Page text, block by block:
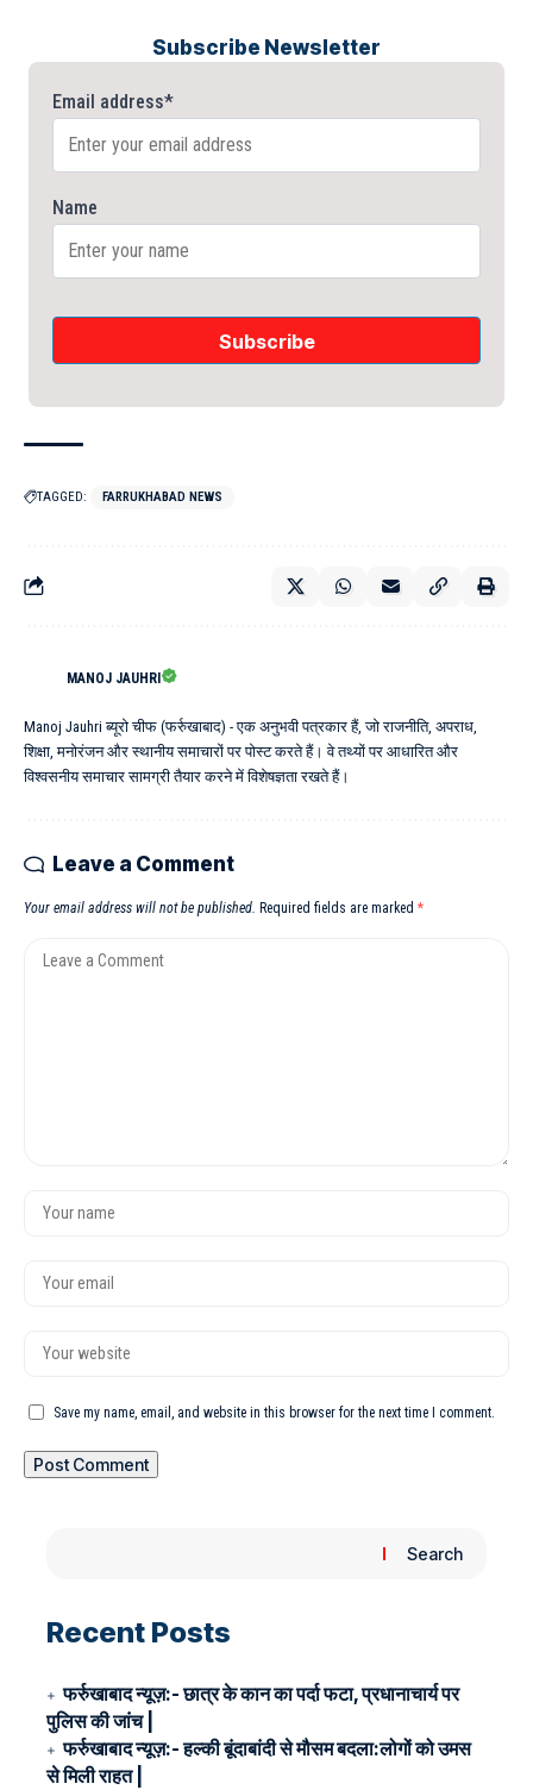
Subscribe Newsletter
Email address*
Name
TAGGED: FARRUKHABAD NEWS
MANOJ JAUHRI
Manoj Jauhri ब्यूरो चीफ (फर्रुखाबाद) - एक अनुभवी पत्रकार हैं, जो राजनीति, अपराध,
शिक्षा, मनोरंजन और स्थानीय समाचारों पर पोस्ट करते हैं। वे तथ्यों पर आधारित और
विश्वसनीय समाचार सामग्री तैयार करने में विशेषज्ञता रखते हैं।
Leave a Comment
Your email address will not be published. Required fields are marked *
Save my name, email, and website in this browser for the next time I comment.
Search
Recent Posts
फर्रुखाबाद न्यूज़:- छात्र के कान का पर्दा फटा, प्रधानाचार्य पर
पुलिस की जांच |
फर्रुखाबाद न्यूज़:- हल्की बूंदाबांदी से मौसम बदला:लोगों को उमस
से मिली राहत |